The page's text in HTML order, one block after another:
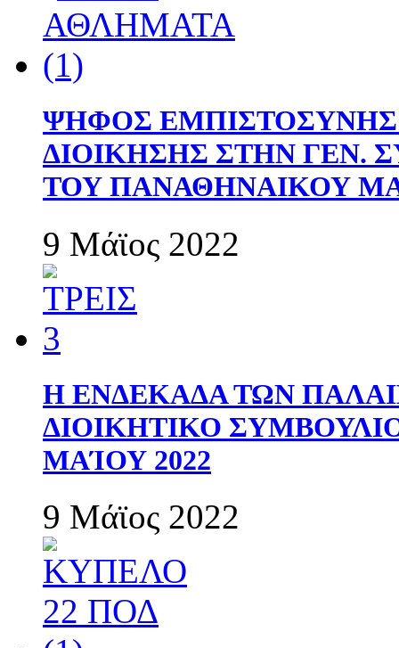
ΨΗΦΟΣ
ΔΙΟΙΚΗΣΗΣ ΣΤΗΝ ΓΕΝ.
ΤΟΥ ΠΑΝΑΘΗΝΑΙΚΟΥ
9 Μάϊος 2022
Η ΕΝΔΕΚΑΔΑ ΤΩΝ
ΔΙΟΙΚΗΤΙΚΟ
ΜΑΊΟΥ 2022
9 Μάϊος 2022